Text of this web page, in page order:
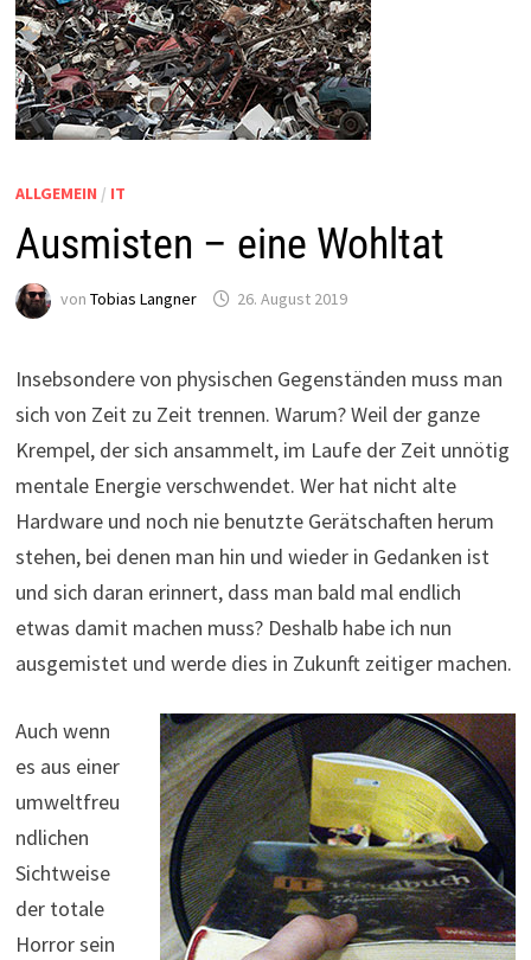
ALLGEMEIN / IT
Ausmisten – eine Wohltat
von Tobias Langner 26. August 2019
Insebsondere von physischen Gegenständen muss man
sich von Zeit zu Zeit trennen. Warum? Weil der ganze
Krempel, der sich ansammelt, im Laufe der Zeit unnötig
mentale Energie verschwendet. Wer hat nicht alte
Hardware und noch nie benutzte Gerätschaften herum
stehen, bei denen man hin und wieder in Gedanken ist
und sich daran erinnert, dass man bald mal endlich
etwas damit machen muss? Deshalb habe ich nun
ausgemistet und werde dies in Zukunft zeitiger machen.
Auch wenn
es aus einer
umweltfreu
ndlichen
Sichtweise
der totale
Horror sein